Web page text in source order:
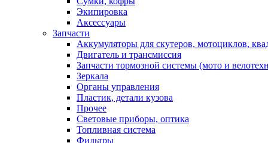
Экипировка
Аксессуары
Запчасти
Аккумуляторы для скутеров, мотоциклов,
Двигатель и трансмиссия
Запчасти тормозной системы (мото и
Зеркала
Органы управления
Пластик, детали кузова
Прочее
Световые приборы, оптика
Топливная система
Фильтры